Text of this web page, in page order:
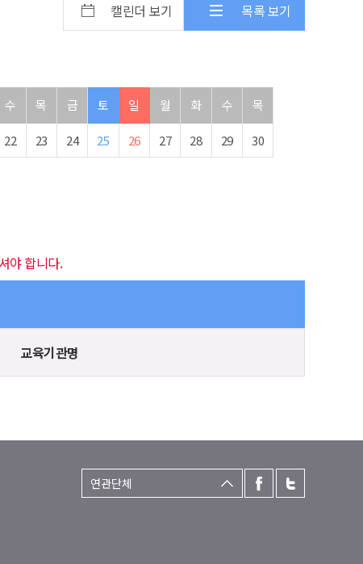
캘린더 보기 목록 보기
수 목 금 토 일 월 화 수 목
22 23 24 25 26 27 28 29 30
야 합니다.
교육기관명